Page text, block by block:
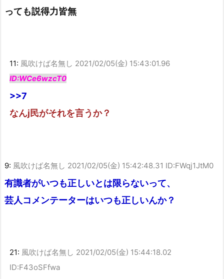
っても説得力皆無
11: 風吹けば名無し 2021/02/05(金) 15:43:01.96
ID:WCe6wzcT0
>>7
なんj民がそれを言うか？
9: 風吹けば名無し 2021/02/05(金) 15:42:48.31 ID:FWqj1JtM0
有識者がいつも正しいとは限らないって、
芸人コメンテーターはいつも正しいんか？
21: 風吹けば名無し 2021/02/05(金) 15:44:18.02
ID:F43oSFfwa